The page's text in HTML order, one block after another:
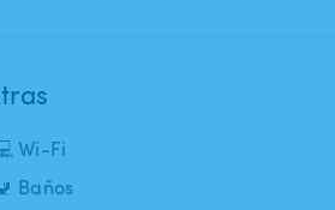
Wi-Fi
Baños